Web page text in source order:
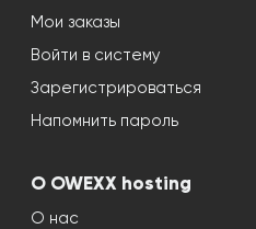
Мои заказы
Войти в систему
Зарегистрироваться
Напомнить пароль
О OWEXX hosting
О нас